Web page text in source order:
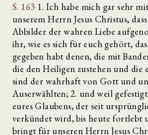
S. 163 1. Ich habe mich gar sehr
unserem Herrn Jesus Christus,
Abbilder der wahren Liebe
ihr, wie es sich für euch gehört,
gegeben habt denen, die mit
die den Heiligen zustehen und die
sind der wahrhaft von Gott und
Auserwählten; 2. und weil
eures Glaubens, der seit
verkündet wird, bis heute fortlebt
bringt für unseren Herrn Jesus